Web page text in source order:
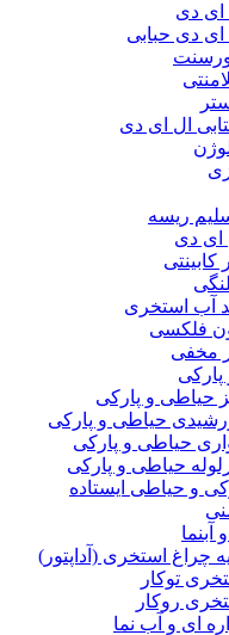
ای دی
ای دی حبابی
ال ای دی
ریسه
ای دی
کابینتی
آب استخری
فلکسی
مخفی
حیاطی و پارکی
حیاطی و پارکی
حیاطی و پارکی
حیاطی و پارکی
و حیاطی ایستاده
چراغ استخری (آداپتور)
توکار
روکار
ای و آب نما